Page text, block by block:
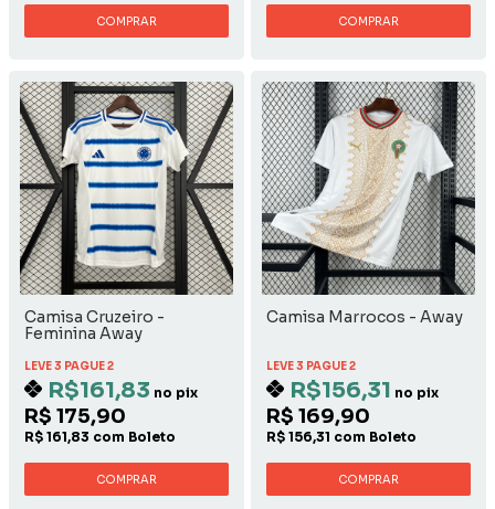
COMPRAR COMPRAR
Camisa Cruzeiro -
Feminina Away
LEVE 3 PAGUE 2
R$161,83 no pix
R$ 175,90
R$ 161,83 com Boleto
COMPRAR
Camisa Marrocos - Away
LEVE 3 PAGUE 2
R$156,31 no pix
R$ 169,90
R$ 156,31 com Boleto
COMPRAR